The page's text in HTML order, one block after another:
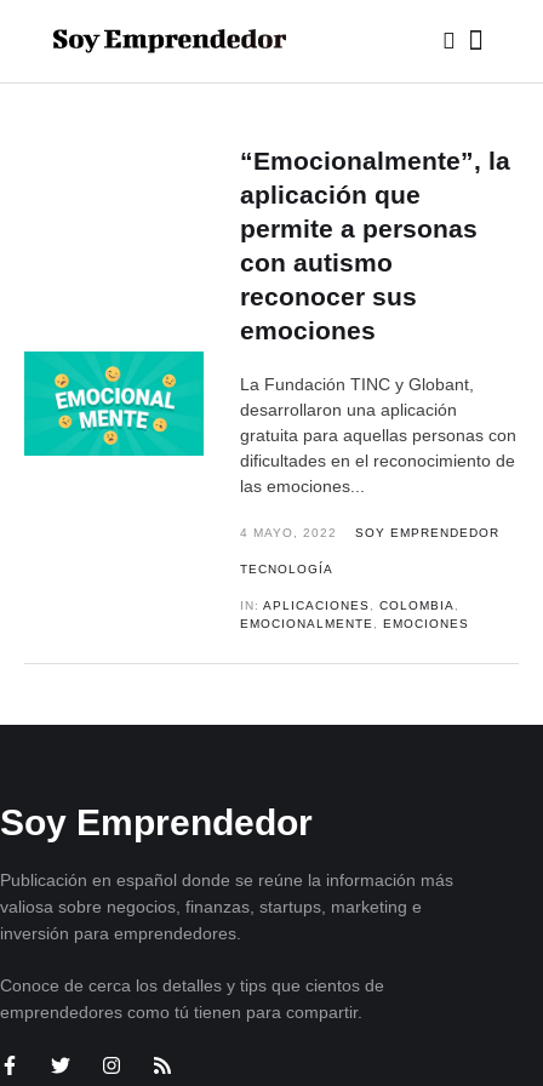
“Emocionalmente”, la
aplicación que
permite a personas
con autismo
reconocer sus
emociones
La Fundación TINC y Globant,
desarrollaron una aplicación
gratuita para aquellas personas con
dificultades en el reconocimiento de
las emociones...
4 MAYO, 2022 SOY EMPRENDEDOR
TECNOLOGÍA
IN:APLICACIONES ,COLOMBIA
EMOCIONALMENTE
,EMOCIONES
Soy Emprendedor
Publicación en español donde se reúne la información más
valiosa sobre negocios, finanzas, startups, marketing e
inversión para emprendedores.
Conoce de cerca los detalles y tips que cientos de
emprendedores como tú tienen para compartir.